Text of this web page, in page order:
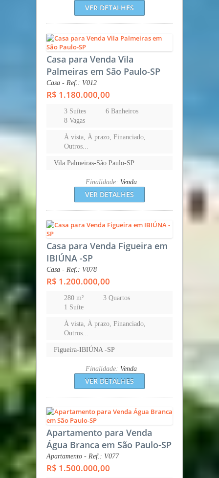
VER DETALHES
Casa para Venda Vila
Palmeiras em São Paulo-SP
Casa - Ref.: V012
R$ 1.180.000,00
3 Suítes
6 Banheiros
8 Vagas
À vista, À prazo, Financiado,
Outros...
Vila Palmeiras-São Paulo-SP
Finalidade: Venda
VER DETALHES
Casa para Venda Figueira em
IBIÚNA -SP
Casa - Ref.: V078
R$ 1.200.000,00
280 m²
3 Quartos
1 Suíte
À vista, À prazo, Financiado,
Outros...
Figueira-IBIÚNA -SP
Finalidade: Venda
VER DETALHES
Apartamento para Venda
Água Branca em São Paulo-SP
Apartamento - Ref.: V077
R$ 1.500.000,00